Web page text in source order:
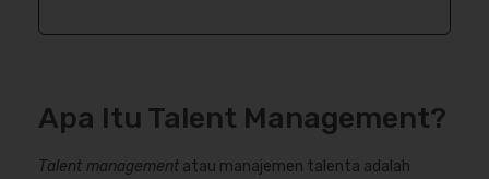
Apa Itu Talent Management?
Talent management atau manajemen talenta adalah